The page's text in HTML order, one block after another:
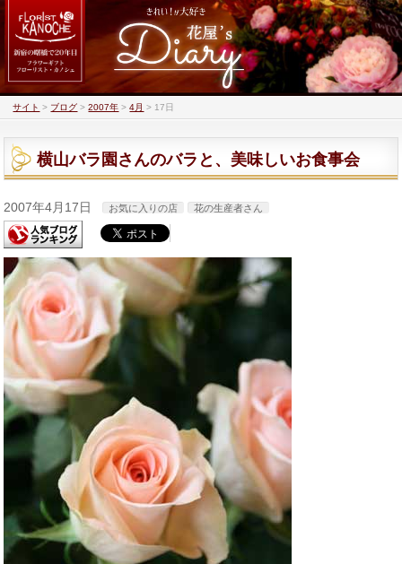
サイト > ブログ >2007年 >4月 > 17日
横山バラ園さんのバラと、美味しいお食事会
2007年4月17日 お気に入りの店 花の生産者さん